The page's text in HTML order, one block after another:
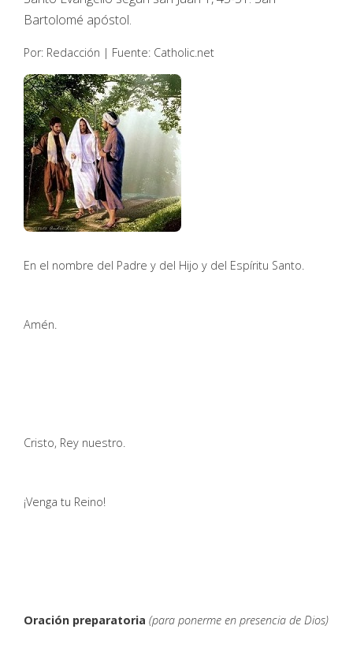
Bartolomé apóstol.
Por: Redacción | Fuente: Catholic.net
En el nombre del Padre y del Hijo y del Espíritu Santo.
Amén.
Cristo, Rey nuestro.
¡Venga tu Reino!
Oración preparatoria (para ponerme en presencia de Dios)